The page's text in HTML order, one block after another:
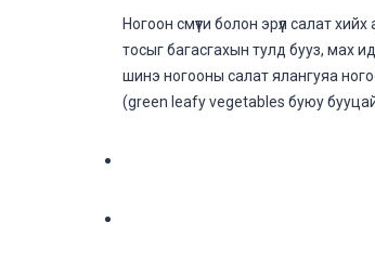
Ногоон смүүти болон эрүүл салат хийх
тосыг багасгахын тулд бууз, мах
шинэ ногооны салат ялангуяа
(green leafy vegetables буюу